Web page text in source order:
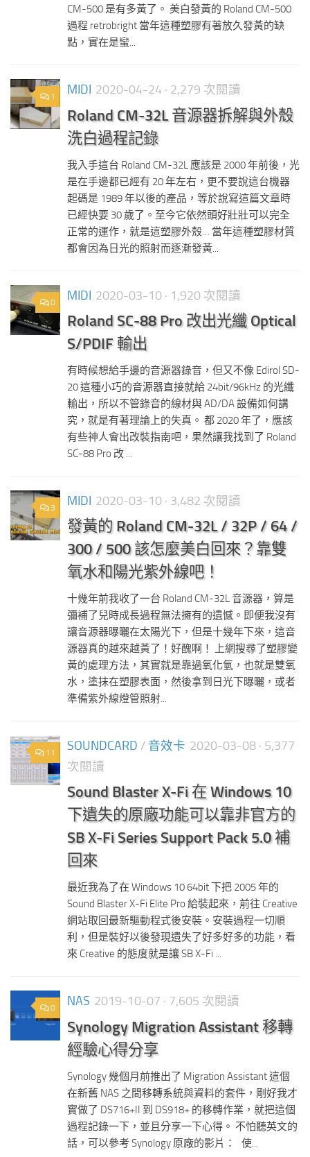
CM-500 是有多黃了。 美白發黃的 Roland CM-500
過程 retrobright 當年這種塑膠有著放久發黃的缺
點，實在是蠻...
1 MIDI 2020-04-24 · 2,279 次閱讀
Roland CM-32L 音源器拆解與外殼
洗白過程記錄
我入手這台 Roland CM-32L 應該是 2000 年前後，光
是在手邊都已經有 20 年左右，更不要說這台機器
起碼是 1989 年以後的產品，等於說寫這篇文章時
已經快要 30 歲了。至今它依然頭好壯壯可以完全
正常的運作，就是這塑膠外殼… 當年這種塑膠材質
都會因為日光的照射而逐漸發黃...
0 MIDI 2020-03-10 · 1,920 次閱讀
Roland SC-88 Pro 改出光纖 Optical
S/PDIF 輸出
有時候想給手邊的音源器錄音，但又不像 Edirol SD-
20 這種小巧的音源器直接就給 24bit/96kHz 的光纖
輸出，所以不管錄音的線材與 AD/DA 設備如何講
究，就是有著理論上的失真。 都 2020 年了，應該
有些神人會出改裝指南吧，果然讓我找到了 Roland
SC-88 Pro 改 ...
3 MIDI 2020-03-10 · 3,482 次閱讀
發黃的 Roland CM-32L / 32P / 64 /
300 / 500 該怎麼美白回來？靠雙
氧水和陽光紫外線吧！
十幾年前我收了一台 Roland CM-32L 音源器，算是
彌補了兒時成長過程無法擁有的遺憾。即便我沒有
讓音源器曝曬在太陽光下，但是十幾年下來，這音
源器真的越來越黃了！好醜啊！ 上網搜尋了塑膠變
黃的處理方法，其實就是靠過氧化氫，也就是雙氧
水，塗抹在塑膠表面，然後拿到日光下曝曬，或者
準備紫外線燈管照射...
11 SOUNDCARD / 音效卡 2020-03-08 · 5,377
次閱讀
Sound Blaster X-Fi 在 Windows 10
下遺失的原廠功能可以靠非官方的
SB X-Fi Series Support Pack 5.0 補
回來
最近我為了在 Windows 10 64bit 下把 2005 年的
Sound Blaster X-Fi Elite Pro 給裝起來，前往 Creative
網站取回最新驅動程式後安裝。安裝過程一切順
利，但是裝好以後發現遺失了好多好多的功能，看
來 Creative 的態度就是讓 SB X-Fi ...
0 NAS 2019-10-07 · 7,605 次閱讀
Synology Migration Assistant 移轉
經驗心得分享
Synology 幾個月前推出了 Migration Assistant 這個
在新舊 NAS 之間移轉系統與資料的套件，剛好我才
實做了 DS716+II 到 DS918+ 的移轉作業，就把這個
過程記錄一下，並且分享一下心得。 不怕聽英文的
話，可以參考 Synology 原廠的影片： 使...